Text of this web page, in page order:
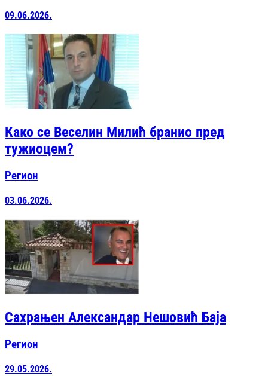
09.06.2026.
Како се Веселин Милић бранио пред
тужиоцем?
Регион
03.06.2026.
Сахрањен Александар Нешовић Баја
Регион
29.05.2026.